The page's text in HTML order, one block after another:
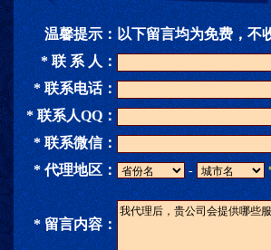
温馨提示：以下留言均为免费，不
* 联 系 人：
* 联系电话：
* 联系人QQ：
* 联系微信：
* 代理地区：
-
* 留言内容：